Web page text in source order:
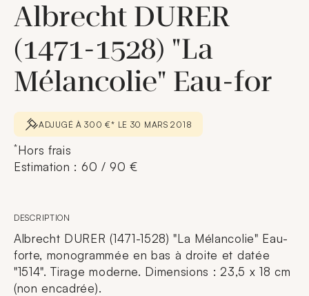
Albrecht DURER
(1471-1528) "La
Mélancolie" Eau-for
ADJUGÉ À 300 €* LE 30 MARS 2018
*Hors frais
Estimation : 60 / 90 €
DESCRIPTION
Albrecht DURER (1471-1528) "La Mélancolie" Eau-
forte, monogrammée en bas à droite et datée
"1514". Tirage moderne. Dimensions : 23,5 x 18 cm
(non encadrée).